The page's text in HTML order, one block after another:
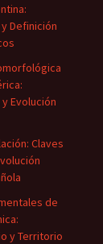
Definición
Evolución
Claves
de
y Territorio